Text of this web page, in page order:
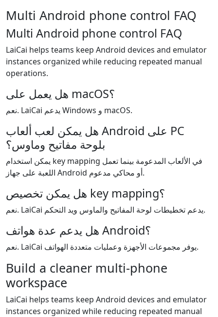
Multi Android phone control FAQ
Multi Android phone control FAQ
LaiCai helps teams keep Android devices and emulator
instances organized while reducing repeated manual
operations.
هل يعمل على macOS؟
نعم. LaiCai يدعم Windows و macOS.
هل يمكن لعب ألعاب Android على PC
بلوحة مفاتيح وماوس؟
يمكن استخدام key mapping في الألعاب المدعومة بينما تعمل
اللعبة على جهاز Android أو محاكي مدعوم.
هل يمكن تخصيص key mapping؟
نعم. LaiCai يدعم تخطيطات لوحة المفاتيح والماوس ويد التحكم.
هل يدعم عدة هواتف Android؟
نعم. LaiCai يوفر مجموعات الأجهزة وعمليات متعددة الهواتف.
Build a cleaner multi-phone
workspace
LaiCai helps teams keep Android devices and emulator
instances organized while reducing repeated manual